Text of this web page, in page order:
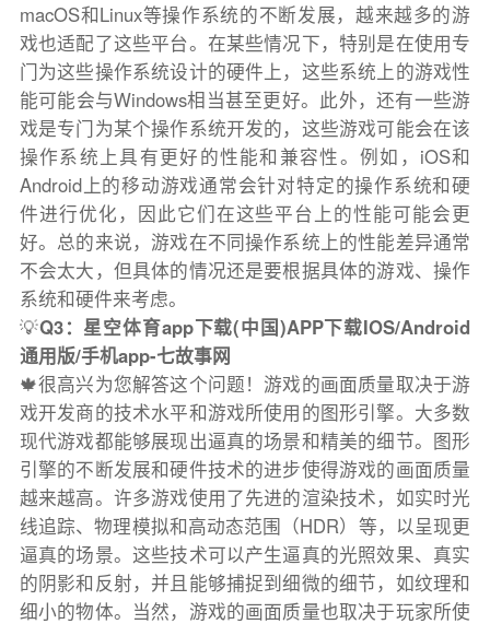
macOS和Linux等操作系统的不断发展，越来越多的游
戏也适配了这些平台。在某些情况下，特别是在使用专
门为这些操作系统设计的硬件上，这些系统上的游戏性
能可能会与Windows相当甚至更好。此外，还有一些游
戏是专门为某个操作系统开发的，这些游戏可能会在该
操作系统上具有更好的性能和兼容性。例如，iOS和
Android上的移动游戏通常会针对特定的操作系统和硬
件进行优化，因此它们在这些平台上的性能可能会更
好。总的来说，游戏在不同操作系统上的性能差异通常
不会太大，但具体的情况还是要根据具体的游戏、操作
系统和硬件来考虑。
💡Q3：星空体育app下载(中国)APP下载IOS/Android
通用版/手机app-七故事网
🍁很高兴为您解答这个问题！游戏的画面质量取决于游
戏开发商的技术水平和游戏所使用的图形引擎。大多数
现代游戏都能够展现出逼真的场景和精美的细节。图形
引擎的不断发展和硬件技术的进步使得游戏的画面质量
越来越高。许多游戏使用了先进的渲染技术，如实时光
线追踪、物理模拟和高动态范围（HDR）等，以呈现更
逼真的场景。这些技术可以产生逼真的光照效果、真实
的阴影和反射，并且能够捕捉到细微的细节，如纹理和
细小的物体。当然，游戏的画面质量也取决于玩家所使